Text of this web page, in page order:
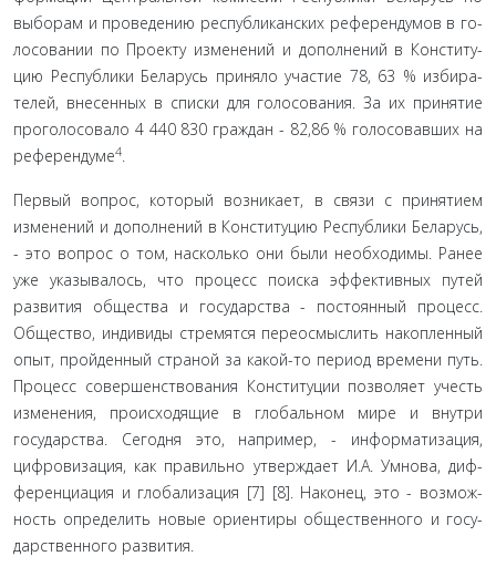
выборам и проведению республиканских референдумов в го­
лосовании по Проекту изменений и дополнений в Конститу­
цию Республики Беларусь приняло участие 78, 63 % избира­
телей, внесенных в списки для голосования. За их принятие
проголосовало 4 440 830 граждан - 82,86 % голосовавших на
референдуме4.
Первый вопрос, который возникает, в связи с принятием
изменений и дополнений в Конституцию Республики Бела­русь,
- это вопрос о том, насколько они были необходимы. Ранее
уже указывалось, что процесс поиска эффективных пу­тей
развития общества и государства - постоянный процесс.
Общество, индивиды стремятся переосмыслить накоплен­ный
опыт, пройденный страной за какой-то период времени путь.
Процесс совершенствования Конституции позволяет учесть
изменения, происходящие в глобальном мире и вну­три
государства. Сегодня это, например, - информатизация,
цифровизация, как правильно утверждает И.А. Умнова, диф­
ференциация и глобализация [7] [8]. Наконец, это - возмож­
ность определить новые ориентиры общественного и госу­
дарственного развития.